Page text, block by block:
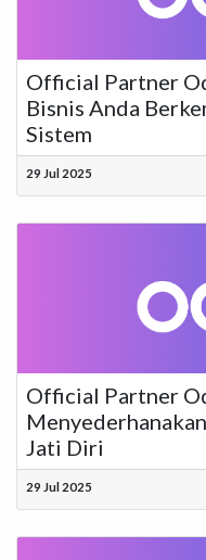
Official Partner
Bisnis Anda
Sistem
29 Jul 2025
Official Partner
Jati Diri
29 Jul 2025